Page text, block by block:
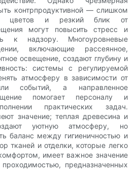
контрпродуктивной — слишком
цветов и резкий блик от
могут повысить стресс и
к надзору. Многоуровневые
включающие рассеянное,
освещение, создают глубину и
системы с регулируемой
атмосферу в зависимости от
событий, а направленное
помогает персоналу и
практических задач.
значение; теплая древесина и
уютную атмосферу, но
баланс между гигиеничностью и
тканей и отделки, которые легко
имеет важное значение
предназначенных